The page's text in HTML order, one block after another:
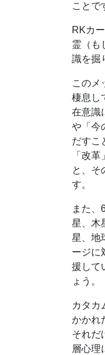
ことで
RKカ
霊（も
識を掘
このメ
棲息し
在意識
や「今
だすこ
「改
と、そ
す。
また、
星、木
星、地
ージに
援して
ょう。
カタカ
かかれ
それだ
層心理